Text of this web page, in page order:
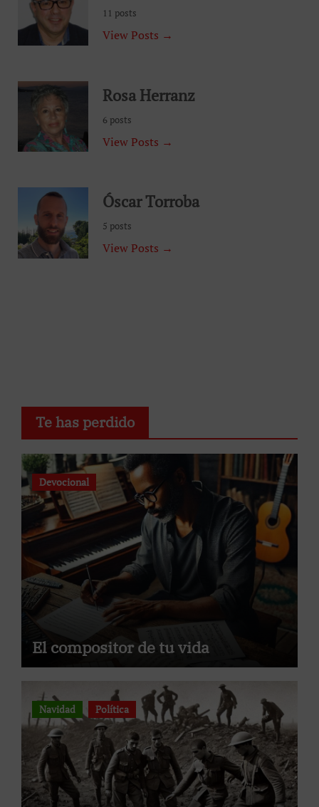
11 posts
View Posts →
Rosa Herranz
6 posts
View Posts →
Óscar Torroba
5 posts
View Posts →
Te has perdido
Devocional
El compositor de tu vida
Navidad Política